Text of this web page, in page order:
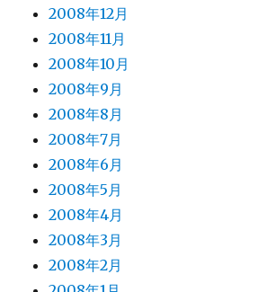
2008年12月
2008年11月
2008年10月
2008年9月
2008年8月
2008年7月
2008年6月
2008年5月
2008年4月
2008年3月
2008年2月